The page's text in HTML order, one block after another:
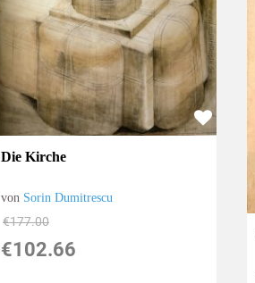
Die Kirche
von Sorin Dumitrescu
€177.00
€102.66